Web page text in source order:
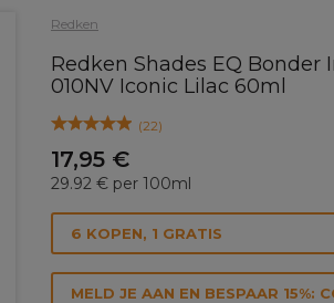
Redken
Redken Shades EQ
010NV Iconic Lilac 60ml
(22)
17,95 €
29.92 € per 100ml
6 KOPEN, 1 GRATIS
MELD JE AAN EN BESPAAR 15%: